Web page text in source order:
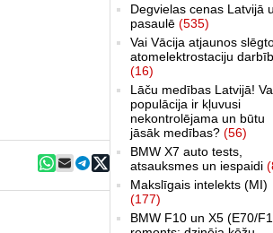
Degvielas cenas Latvijā
pasaulē (535)
Vai Vācija atjaunos
atomelektrostaciju
(16)
Lāču medības Latvijā!
populācija ir kļuvusi
nekontrolējama un būtu
jāsāk medības? (56)
BMW X7 auto tests,
atsauksmes un iespaidi
Makslīgais intelekts (MI)
(177)
BMW F10 un X5 (E70/